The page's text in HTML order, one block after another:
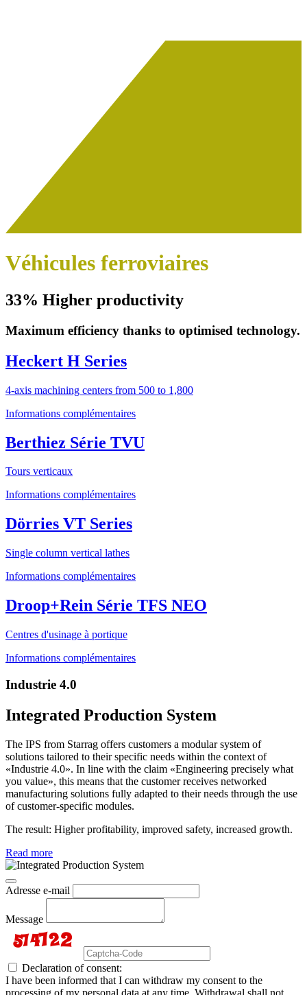
Véhicules ferroviaires
33% Higher productivity
Maximum efficiency thanks to optimised technology.
Heckert H Series
4-axis machining centers from 500 to 1,800
Informations complémentaires
Berthiez Série TVU
Tours verticaux
Informations complémentaires
Dörries VT Series
Single column vertical lathes
Informations complémentaires
Droop+Rein Série TFS NEO
Centres d'usinage à portique
Informations complémentaires
Industrie 4.0
Integrated Production System
The IPS from Starrag offers customers a modular system of
solutions tailored to their specific needs within the context of
«Industrie 4.0». In line with the claim «Engineering precisely what
you value», this means that the customer receives networked
manufacturing solutions fully adapted to their needs through the use
of customer-specific modules.
The result: Higher profitability, improved safety, increased growth.
Read more
Adresse e-mail
Message
Declaration of consent:
I have been informed that I can withdraw my consent to the
processing of my personal data at any time. Withdrawal shall not